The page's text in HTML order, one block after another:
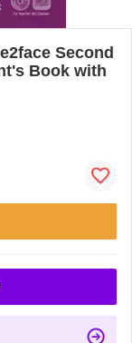
Second
Book with